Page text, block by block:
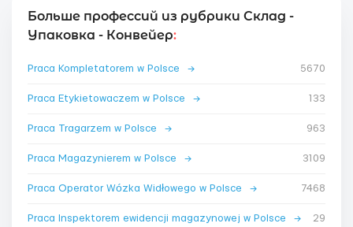
Больше профессий из рубрики Склад -
Упаковка - Конвейер:
Praca Kompletatorem w Polsce → 5670
Praca Etykietowaczem w Polsce → 133
Praca Tragarzem w Polsce → 963
Praca Magazynierem w Polsce → 3109
Praca Operator Wózka Widłowego w Polsce → 7468
Praca Inspektorem ewidencji magazynowej w Polsce → 29